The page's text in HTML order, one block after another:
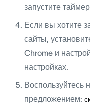
запустите
Если вы хотите
сайты,
Chrome и
настройках.
предложением: